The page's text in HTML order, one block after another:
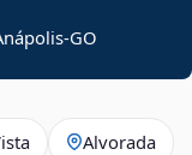
GO
Alvorada